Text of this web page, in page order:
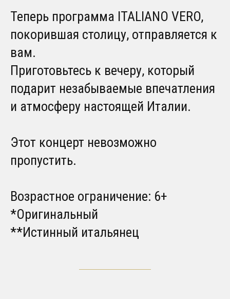
Теперь программа ITALIANO VERO,
покорившая столицу, отправляется к
вам.
Приготовьтесь к вечеру, который
подарит незабываемые впечатления
и атмосферу настоящей Италии.
Этот концерт невозможно
пропустить.
Возрастное ограничение: 6+
*Оригинальный
**Истинный итальянец